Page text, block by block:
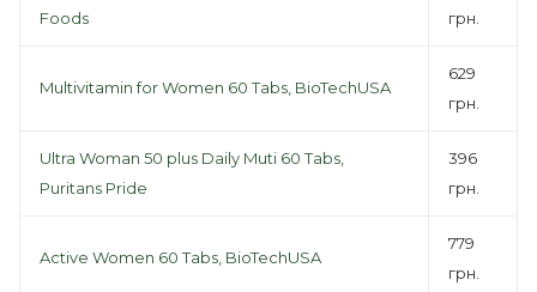
Foods
грн.
Multivitamin for Women 60 Tabs, BioTechUSA
629
грн.
Ultra Woman 50 plus Daily Muti 60 Tabs,
Puritans Pride
396
грн.
Active Women 60 Tabs, BioTechUSA
779
грн.